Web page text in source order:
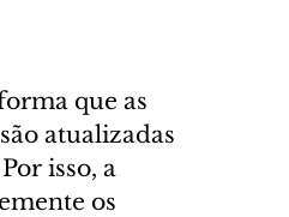
que as
atualizadas
isso, a
os